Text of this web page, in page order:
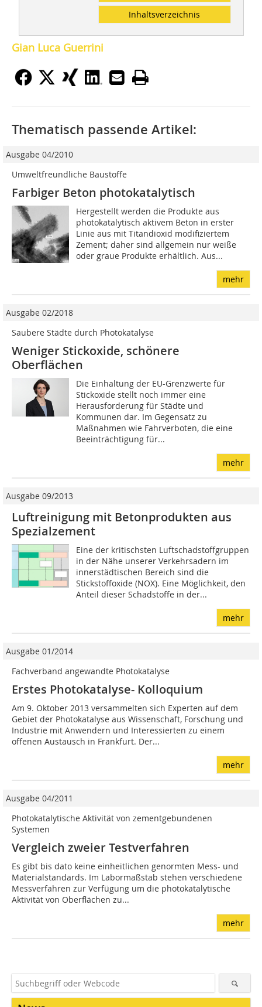
Inhaltsverzeichnis
Gian Luca Guerrini
Thematisch passende Artikel:
Ausgabe 04/2010
Umweltfreundliche Baustoffe
Farbiger Beton photokatalytisch
Hergestellt werden die Produkte aus
photokatalytisch aktivem Beton in erster
Linie aus mit Titandioxid modifiziertem
Zement; daher sind allgemein nur weiße
oder graue Produkte erhältlich. Aus...
mehr
Ausgabe 02/2018
Saubere Städte durch Photokatalyse
Weniger Stickoxide, schönere
Oberflächen
Die Einhaltung der EU-Grenzwerte für
Stickoxide stellt noch immer eine
Herausforderung für Städte und
Kommunen dar. Im Gegensatz zu
Maßnahmen wie Fahrverboten, die eine
Beeinträchtigung für...
mehr
Ausgabe 09/2013
Luftreinigung mit Betonprodukten aus
Spezialzement
Eine der kritischsten Luftschadstoffgruppen
in der Nähe unserer Verkehrsadern im
innerstädtischen Bereich sind die
Stickstoffoxide (NOX). Eine Möglichkeit, den
Anteil dieser Schadstoffe in der...
mehr
Ausgabe 01/2014
Fachverband angewandte Photokatalyse
Erstes Photokatalyse- Kolloquium
Am 9. Oktober 2013 versammelten sich Experten auf dem
Gebiet der Photokatalyse aus Wissenschaft, Forschung und
Industrie mit Anwendern und Interessierten zu einem
offenen Austausch in Frankfurt. Der...
mehr
Ausgabe 04/2011
Photokatalytische Aktivität von zementgebundenen
Systemen
Vergleich zweier Testverfahren
Es gibt bis dato keine einheitlichen genormten Mess- und
Materialstandards. Im Labormaßstab stehen verschiedene
Messverfahren zur Verfügung um die photokatalytische
Aktivität von Oberflächen zu...
mehr